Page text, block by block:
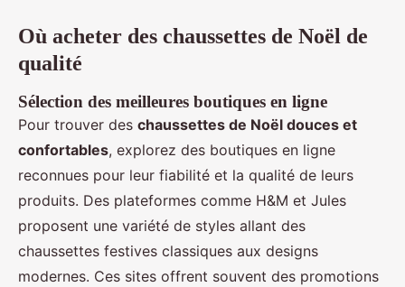
Où acheter des chaussettes de Noël de
qualité
Sélection des meilleures boutiques en ligne
Pour trouver des chaussettes de Noël douces et
confortables, explorez des boutiques en ligne
reconnues pour leur fiabilité et la qualité de leurs
produits. Des plateformes comme H&M et Jules
proposent une variété de styles allant des
chaussettes festives classiques aux designs
modernes. Ces sites offrent souvent des promotions